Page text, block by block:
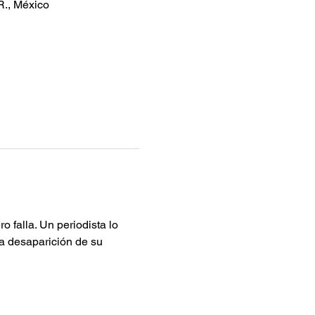
México
falla. Un periodista lo
desaparición de su